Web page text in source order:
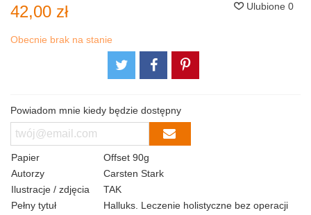
42,00 zł Ulubione 0
Obecnie brak na stanie
Powiadom mnie kiedy będzie dostępny
Papier
Offset 90g
Autorzy
Carsten Stark
Ilustracje / zdjęcia
TAK
Pełny tytuł
Halluks. Leczenie holistyczne bez operacji